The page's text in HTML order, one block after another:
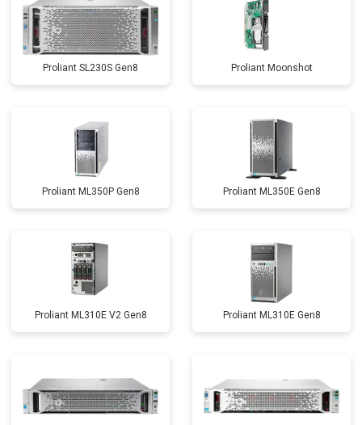
Proliant SL230S Gen8 Proliant Moonshot
Proliant ML350P Gen8 Proliant ML350E Gen8
Proliant ML310E V2 Gen8 Proliant ML310E Gen8